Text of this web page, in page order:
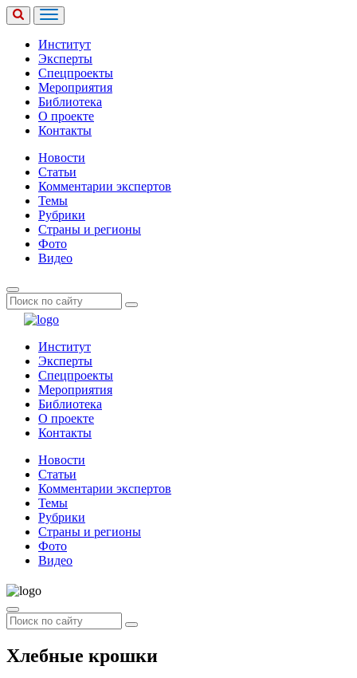
Институт
Эксперты
Спецпроекты
Мероприятия
Библиотека
О проекте
Контакты
Новости
Статьи
Комментарии экспертов
Темы
Рубрики
Страны и регионы
Фото
Видео
Институт
Эксперты
Спецпроекты
Мероприятия
Библиотека
О проекте
Контакты
Новости
Статьи
Комментарии экспертов
Темы
Рубрики
Страны и регионы
Фото
Видео
Хлебные крошки